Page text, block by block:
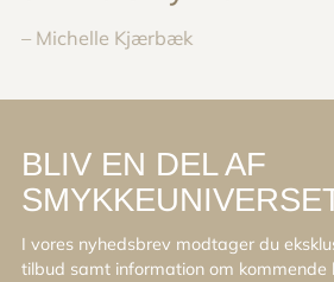
– Michelle Kjærbæk
BLIV EN DEL AF
I vores nyhedsbrev modtager du
tilbud samt information om kommende